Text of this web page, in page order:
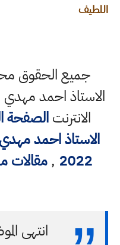
اللطيف
جميع الحقوق
الاستاذ احمد
الانترنتالصفحة
الاستاذ احمد مهدي
2022
,مقالات
انتهى